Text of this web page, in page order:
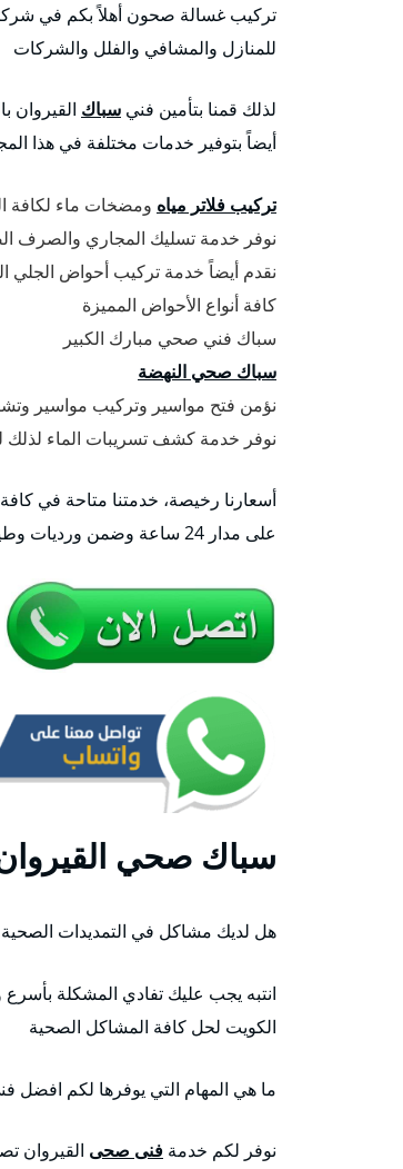
تركيب غسالة صحون أهلاً بكم في
للمنازل والمشافي والفلل والشركات
لذلك قمنا بتأمين فني سباك القيروان
أيضاً بتوفير خدمات مختلفة في هذا
تركيب فلاتر مياه ومضخات ماء لكافة
نوفر خدمة تسليك المجاري
نقدم أيضاً خدمة تركيب أحواض الجلي
كافة أنواع الأحواض المميزة
سباك فني صحي مبارك الكبير
سباك صحي النهضة
نؤمن فتح مواسير وتركيب مواسير
نوفر خدمة كشف تسريبات الماء
أسعارنا رخيصة، خدمتنا متاحة في
على مدار 24 ساعة وضمن ورديات وطيلة أيام الاسبوع وفي أوقات الحظر أيضا”
سباك صحي
هل لديك مشاكل في التمديدات
انتبه يجب عليك تفادي المشكلة
الكويت لحل كافة المشاكل الصحية
ما هي المهام التي يوفرها لكم
نوفر لكم خدمة فنى صحى القيروان